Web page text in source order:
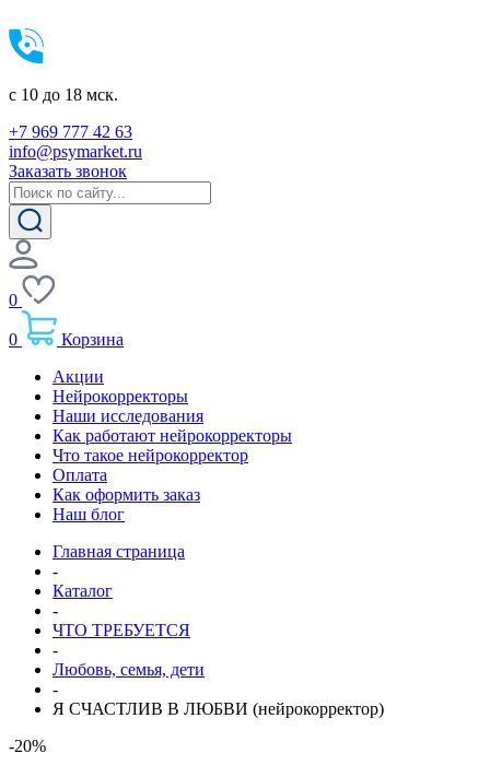
c 10 до 18 мск.
+7 969 777 42 63
info@psymarket.ru
Заказать звонок
0
0
Корзина
Акции
Нейрокорректоры
Наши исследования
Как работают нейрокорректоры
Что такое нейрокорректор
Оплата
Как оформить заказ
Наш блог
Главная страница
-
Каталог
-
ЧТО ТРЕБУЕТСЯ
-
Любовь, семья, дети
-
Я СЧАСТЛИВ В ЛЮБВИ (нейрокорректор)
-20%